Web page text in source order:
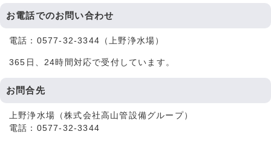
お電話でのお問い合わせ
電話：0577-32-3344（上野浄水場）
365日、24時間対応で受付しています。
お問合先
上野浄水場（株式会社高山管設備グループ）
電話：0577-32-3344